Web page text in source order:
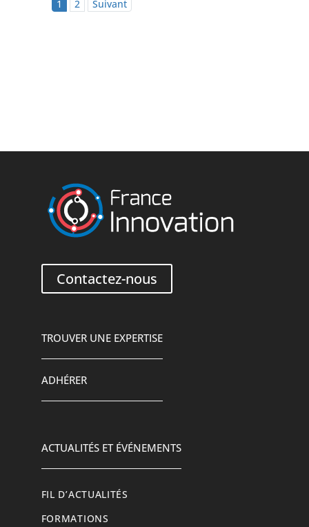
1 2 Suivant
Contactez-nous
TROUVER UNE EXPERTISE
ADHÉRER
ACTUALITÉS ET ÉVÉNEMENTS
FIL D’ACTUALITÉS
FORMATIONS